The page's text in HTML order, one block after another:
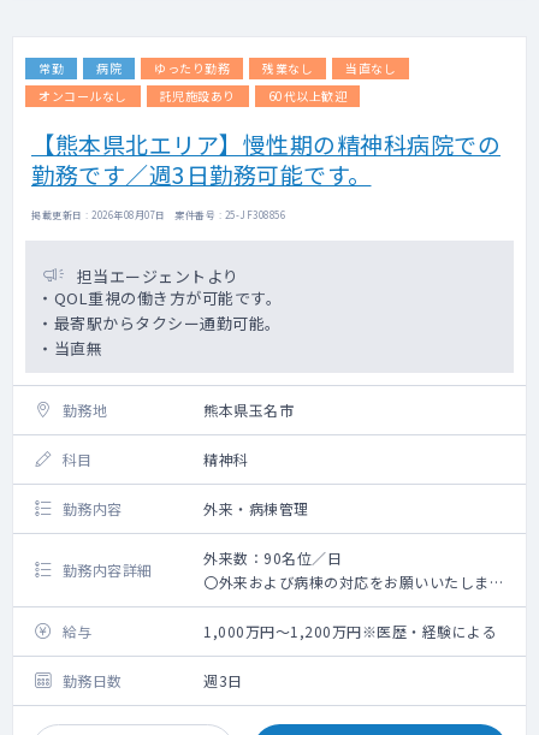
残業となった場合は、30分以上で法定通りの
割り増しで別途支給します。
【オンコールについて】
院長、常勤医にて持ち回りで対応していま
す。
当番制で8～10日程度／月（回数・曜日は応
相談です）
基本的に出勤日にそのままオンコール待機い
ただく形です。
自宅での待機も可能です。
オンコール手当（平日、土曜日） 10,000
円/回
オンコール手当（日曜日、祝日） 20,000
円/回
看取り手当 20,000円/回
■勤務イメージ
基本的に、業務開始はクリニックへの出勤と
なります。
8:30～朝礼
9:00～クリニックを出発
16:30～残務処理
常勤 病院 ゆったり勤務 残業なし
当直なし
オンコールなし
託児施設あり 60代以上歓迎
【熊本県北エリア】慢性期の精神科病院での
勤務です／週3日勤務可能です。
掲載更新日 : 2026年08月07日 案件番号 : 25-JF308856
担当エージェントより
・QOL重視の働き方が可能です。
・最寄駅からタクシー通勤可能。
・当直無
勤務地 熊本県玉名市
科目 精神科
勤務内容 外来・病棟管理
勤務内容詳細
外来数：90名位／日
〇外来および病棟の対応をお願いいたしま
す。
〇統合失調症、うつ、認知症の患者の割合が
多いです。
給与 1,000万円～1,200万円※医歴・経験による
勤務日数 週3日